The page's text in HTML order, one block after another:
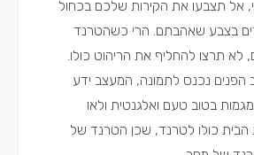
אל תצבעו את הקירות שלכם בכחול
בצבע שאהבתם. הרי כשהטרנד
לא תרצו להחליף את הריהוט כולו.
נכנס לתמונה, המעצב ידע
בטוב טעם ואלגנטית ולאו
הבית כולו לטרנד, שכן הטרנד של